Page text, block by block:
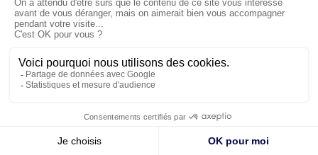
23/02/2022
Très inquiet concernant la situation en Ukraine, le pape
© KTO 2026 — Mentions légales